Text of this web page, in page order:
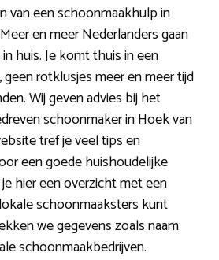
van een schoonmaakhulp in
en meer Nederlanders gaan
huis. Je komt thuis in een
rotklusjes meer en meer tijd
Wij geven advies bij het
schoonmaker in Hoek van
tref je veel tips en
een goede huishoudelijke
hier een overzicht met een
schoonmaaksters kunt
we gegevens zoals naam
schoonmaakbedrijven.